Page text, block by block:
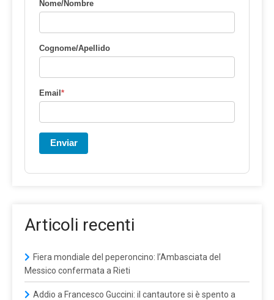
Nome/Nombre
Cognome/Apellido
Email*
Enviar
Articoli recenti
Fiera mondiale del peperoncino: l’Ambasciata del
Messico confermata a Rieti
Addio a Francesco Guccini: il cantautore si è spento a